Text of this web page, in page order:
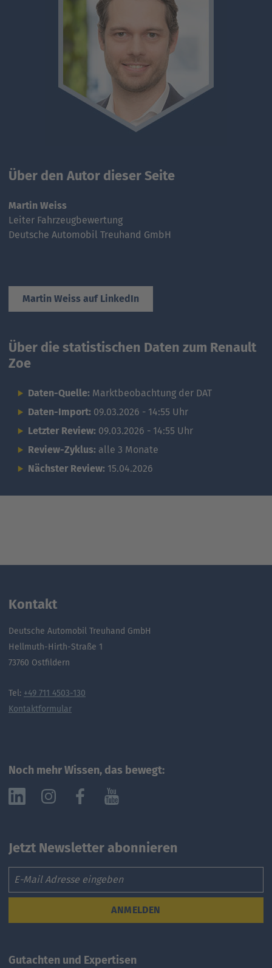
Über den Autor dieser Seite
Martin Weiss
Leiter Fahrzeugbewertung
Deutsche Automobil Treuhand GmbH
Martin Weiss auf LinkedIn
Über die statistischen Daten zum Renault
Zoe
Daten-Quelle: Marktbeobachtung der DAT
Daten-Import: 09.03.2026 - 14:55 Uhr
Letzter Review: 09.03.2026 - 14:55 Uhr
Review-Zyklus: alle 3 Monate
Nächster Review: 15.04.2026
Kontakt
Deutsche Automobil Treuhand GmbH
Hellmuth-Hirth-Straße 1
73760 Ostfildern
Tel: +49 711 4503-130
Kontaktformular
Noch mehr Wissen, das bewegt:
Jetzt Newsletter abonnieren
Email
ANMELDEN
Gutachten und Expertisen